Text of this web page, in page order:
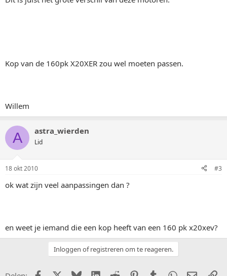
Kop van de 160pk X20XER zou wel moeten passen.
Willem
A astra_wierden
Lid
18 okt 2010 #3
ok wat zijn veel aanpassingen dan ?
en weet je iemand die een kop heeft van een 160 pk x20xev?
Inloggen of registreren om te reageren.